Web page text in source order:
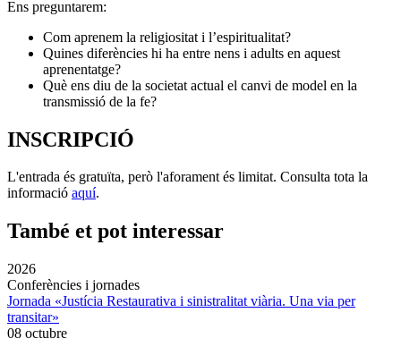
Ens preguntarem:
Com aprenem la religiositat i l’espiritualitat?
Quines diferències hi ha entre nens i adults en aquest
aprenentatge?
Què ens diu de la societat actual el canvi de model en la
transmissió de la fe?
INSCRIPCIÓ
L'entrada és gratuïta, però l'aforament és limitat. Consulta tota la
informació aquí.
També et pot interessar
2026
Conferències i jornades
Jornada «Justícia Restaurativa i sinistralitat viària. Una via per
transitar»
08 octubre